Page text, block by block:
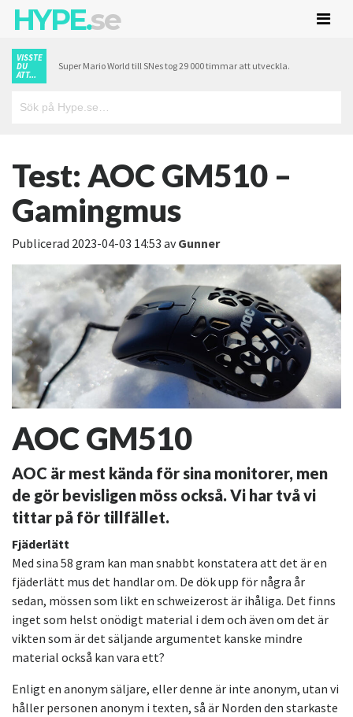
HYPE.se
VISSTE
DU
ATT...
Super Mario World till SNes tog 29 000 timmar att utveckla.
Test: AOC GM510 –
Gamingmus
Publicerad 2023-04-03 14:53 avGunner
AOC GM510
AOC är mest kända för sina monitorer, men
de gör bevisligen möss också. Vi har två vi
tittar på för tillfället.
Fjäderlätt
Med sina 58 gram kan man snabbt konstatera att det är en
fjäderlätt mus det handlar om. De dök upp för några år
sedan, mössen som likt en schweizerost är ihåliga. Det finns
inget som helst onödigt material i dem och även om det är
vikten som är det säljande argumentet kanske mindre
material också kan vara ett?
Enligt en anonym säljare, eller denne är inte anonym, utan vi
håller personen anonym i texten, så är Norden den starkaste